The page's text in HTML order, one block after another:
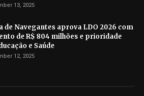
13, 2025
de Navegantes aprova LDO 2026 com
de R$ 804 milhões e prioridade
e Saúde
12, 2025